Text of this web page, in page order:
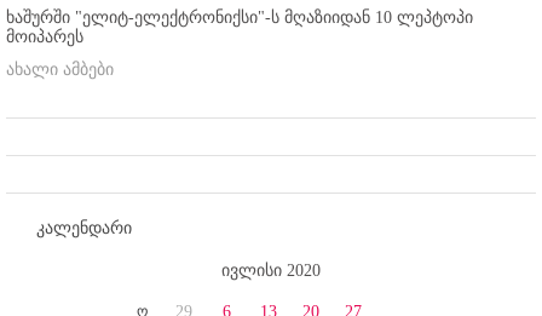
ხაშურში "ელიტ-ელექტრონიქსი"-ს მღაზიიდან 10 ლეპტოპი
მოიპარეს
ახალი ამბები
კალენდარი
ივლისი 2020
ო 29 6 13 20 27